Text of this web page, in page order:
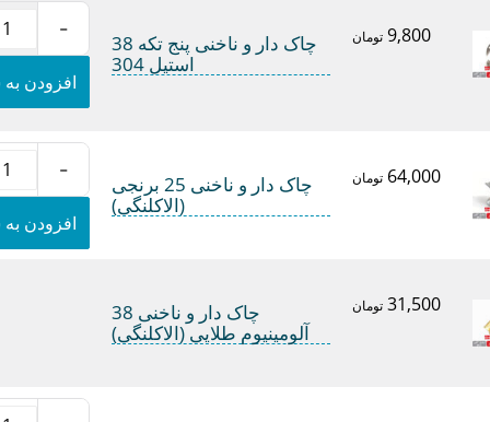
25
طلایی
استیل
304
عدد
9,800 تومان
چاک دار و ناخنی پنج تکه 38
استیل 304
چاک
دار
ناخنی
پنج
38
استیل
304
عدد
-
افزودن
64,000 تومان
چاک دار و ناخنی 25 برنجی
(الاکلنگی)
چاک
دار
ناخنی
25
-
افزودن
31,500 تومان
چاک دار و ناخنی 38
آلومینیوم طلایی (الاکلنگی)